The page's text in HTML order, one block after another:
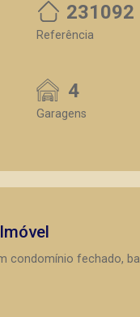
231092
Referência
4
Garagens
condomínio fechado,